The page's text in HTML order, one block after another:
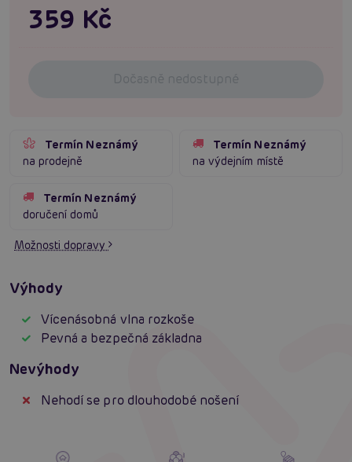
359 Kč
Dočasně nedostupné
Termín Neznámý
na prodejně
Termín Neznámý
na výdejním místě
Termín Neznámý
doručení domů
Možnosti dopravy
Výhody
Vícenásobná vlna rozkoše
Pevná a bezpečná základna
Nevýhody
Nehodí se pro dlouhodobé nošení